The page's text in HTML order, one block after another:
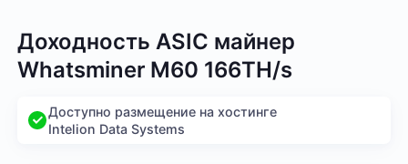
Доходность ASIC майнер
Whatsminer M60 166TH/s
Доступно размещение на хостинге
Intelion Data Systems